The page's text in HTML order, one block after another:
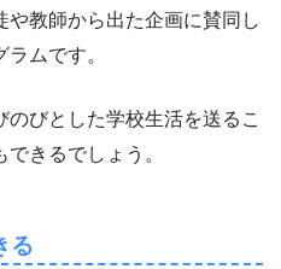
や教師から出た企画に賛同し
ムです。
びとした学校生活を送るこ
きるでしょう。
る